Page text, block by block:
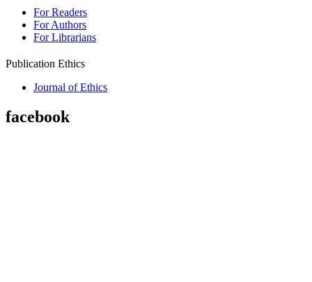
For Readers
For Authors
For Librarians
Publication Ethics
Journal of Ethics
facebook